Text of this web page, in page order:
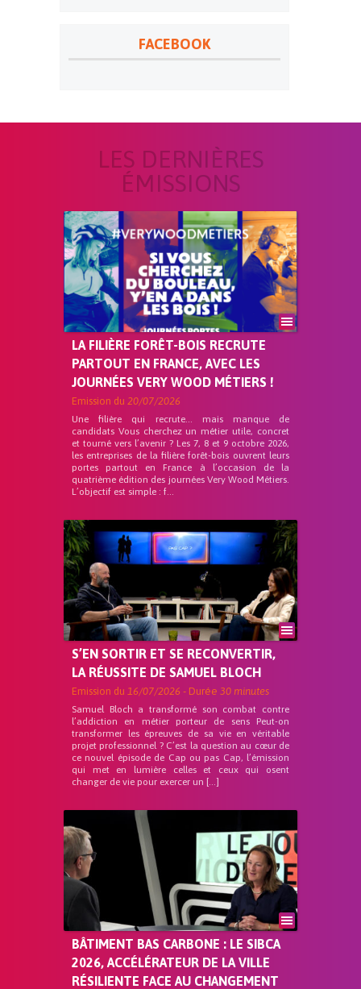
FACEBOOK
LES DERNIÈRES
ÉMISSIONS
LA FILIÈRE FORÊT-BOIS RECRUTE
PARTOUT EN FRANCE, AVEC LES
JOURNÉES VERY WOOD MÉTIERS !
Emission du 20/07/2026
Une filière qui recrute… mais manque de
candidats Vous cherchez un métier utile, concret
et tourné vers l’avenir ? Les 7, 8 et 9 octobre 2026,
les entreprises de la filière forêt-bois ouvrent leurs
portes partout en France à l’occasion de la
quatrième édition des journées Very Wood Métiers.
L’objectif est simple : f...
S’EN SORTIR ET SE RECONVERTIR,
LA RÉUSSITE DE SAMUEL BLOCH
Emission du 16/07/2026 - Durée 30 minutes
Samuel Bloch a transformé son combat contre
l’addiction en métier porteur de sens Peut-on
transformer les épreuves de sa vie en véritable
projet professionnel ? C’est la question au cœur de
ce nouvel épisode de Cap ou pas Cap, l’émission
qui met en lumière celles et ceux qui osent
changer de vie pour exercer un […]
BÂTIMENT BAS CARBONE : LE SIBCA
2026, ACCÉLÉRATEUR DE LA VILLE
RÉSILIENTE FACE AU CHANGEMENT